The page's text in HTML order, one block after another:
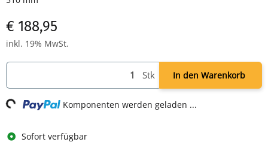
€ 188,95
inkl. 19% MwSt.
Stk In den Warenkorb
Loading... Komponenten werden geladen ...
Sofort verfügbar